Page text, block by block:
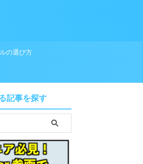
の選び方
記事を探す